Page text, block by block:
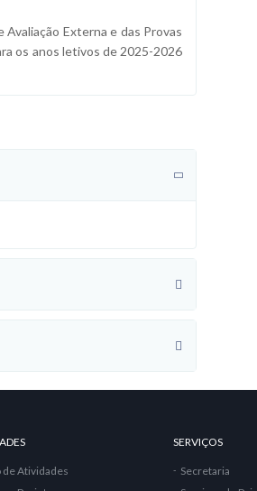
Externa e das Provas
os anos letivos de 2025-2026
de Atividades
SERVIÇOS
Secretaria